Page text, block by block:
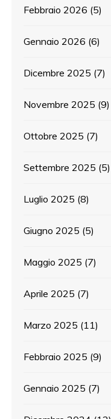
Febbraio 2026 (5)
Gennaio 2026 (6)
Dicembre 2025 (7)
Novembre 2025 (9)
Ottobre 2025 (7)
Settembre 2025 (5)
Luglio 2025 (8)
Giugno 2025 (5)
Maggio 2025 (7)
Aprile 2025 (7)
Marzo 2025 (11)
Febbraio 2025 (9)
Gennaio 2025 (7)